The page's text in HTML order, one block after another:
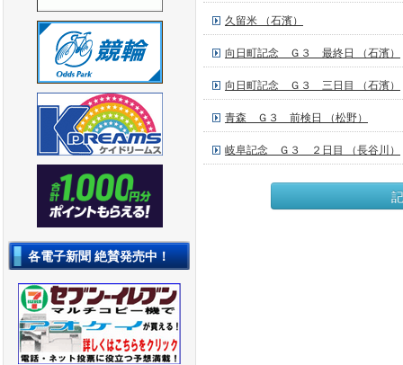
各電子新聞 絶賛発売中！
久留米 （石濱）
向日町記念 Ｇ３ 最終日 （石濱）
向日町記念 Ｇ３ 三日目 （石濱）
青森 Ｇ３ 前検日 （松野）
岐阜記念 Ｇ３ ２日目 （長谷川）